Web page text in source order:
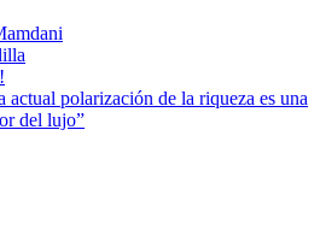
polarización de la riqueza es una
del lujo”